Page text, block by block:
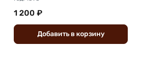
1 200 ₽
Добавить вкорзину